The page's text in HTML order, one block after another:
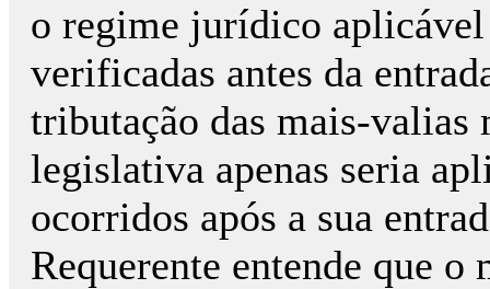
o regime jurídico aplicável
verificadas antes da
tributação das mais-
legislativa apenas seria
ocorridos após a sua
Requerente entende que